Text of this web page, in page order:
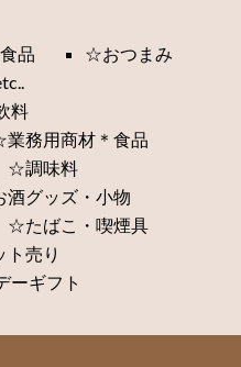
品
☆おつまみ
料
務用商材＊食品
☆調味料
グッズ・小物
☆たばこ・喫煙具
売り
ーギフト